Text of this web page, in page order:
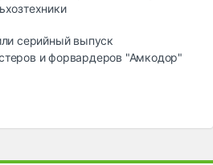
серийный выпуск
и форвардеров "Амкодор"